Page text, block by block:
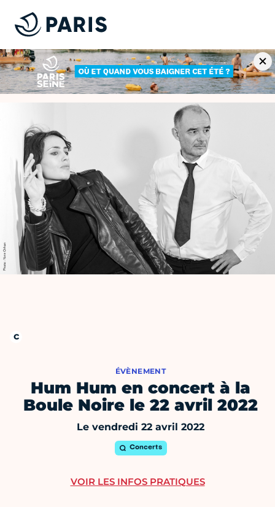
ÉVÈNEMENT
Hum Hum en concert à la
Boule Noire le 22 avril 2022
Le vendredi 22 avril 2022
Concerts
VOIR LES INFOS PRATIQUES